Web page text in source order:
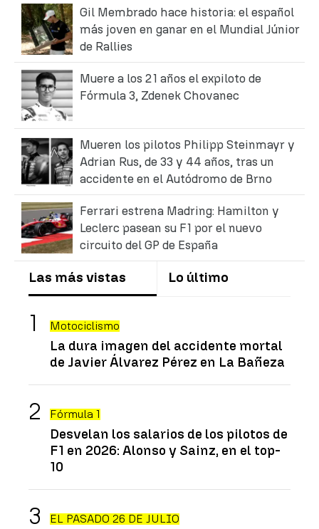
Gil Membrado hace historia: el español
más joven en ganar en el Mundial Júnior
de Rallies
Muere a los 21 años el expiloto de
Fórmula 3, Zdenek Chovanec
Mueren los pilotos Philipp Steinmayr y
Adrian Rus, de 33 y 44 años, tras un
accidente en el Autódromo de Brno
Ferrari estrena Madring: Hamilton y
Leclerc pasean su F1 por el nuevo
circuito del GP de España
Las más vistas Lo último
Motociclismo
La dura imagen del accidente mortal
de Javier Álvarez Pérez en La Bañeza
Fórmula 1
Desvelan los salarios de los pilotos de
F1 en 2026: Alonso y Sainz, en el top-
10
EL PASADO 26 DE JULIO